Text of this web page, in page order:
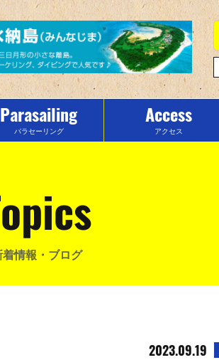
Parasailing
パラセーリング
Access
アクセス
着情報・ブログ
2023.09.19